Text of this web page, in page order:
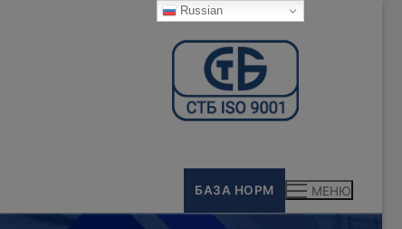
БАЗА НОРМ МЕНЮ
Russian